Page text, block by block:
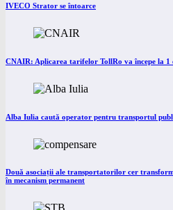
IVECO Strator se întoarce
CNAIR: Aplicarea tarifelor TollRo va începe la 1
Alba Iulia caută operator pentru transportul
Două asociații ale transportatorilor cer
în mecanism permanent